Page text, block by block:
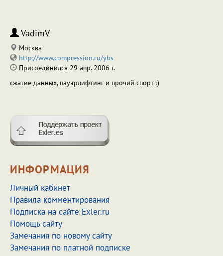
VadimV
Москва
http://www.compression.ru/ybs
Присоединился 29 апр. 2006 г.
сжатие данных, пауэрлифтинг и прочий спорт :)
ИНФОРМАЦИЯ
Личный кабинет
Правила комментирования
Подписка на сайте Exler.ru
Помощь сайту
Замечания по новому сайту
Замечания по платной подписке